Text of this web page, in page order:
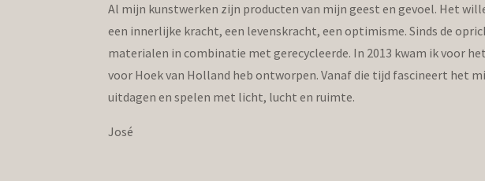
Al mijn kunstwerken zijn producten van mijn geest en gevoel. Het
een innerlijke kracht, een levenskracht, een optimisme. Sinds de
materialen in combinatie met gerecycleerde. In 2013 kwam ik voor
voor Hoek van Holland heb ontworpen. Vanaf die tijd fascineert het
uitdagen en spelen met licht, lucht en ruimte.
José